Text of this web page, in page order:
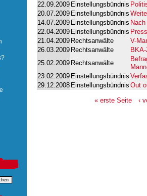
22.09.2009 Einstellungsbündnis
20.07.2009 Einstellungsbündnis
14.07.2009 Einstellungsbündnis
22.04.2009 Einstellungsbündnis
21.04.2009 Rechtsanwälte
V-
26.03.2009 Rechtsanwälte
25.02.2009 Rechtsanwälte
23.02.2009 Einstellungsbündnis
29.12.2008 Einstellungsbündnis Out
« erste Seite
‹